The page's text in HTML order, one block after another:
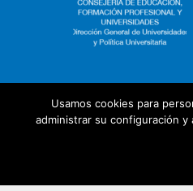
Usamos cookies para
administrar su configuración